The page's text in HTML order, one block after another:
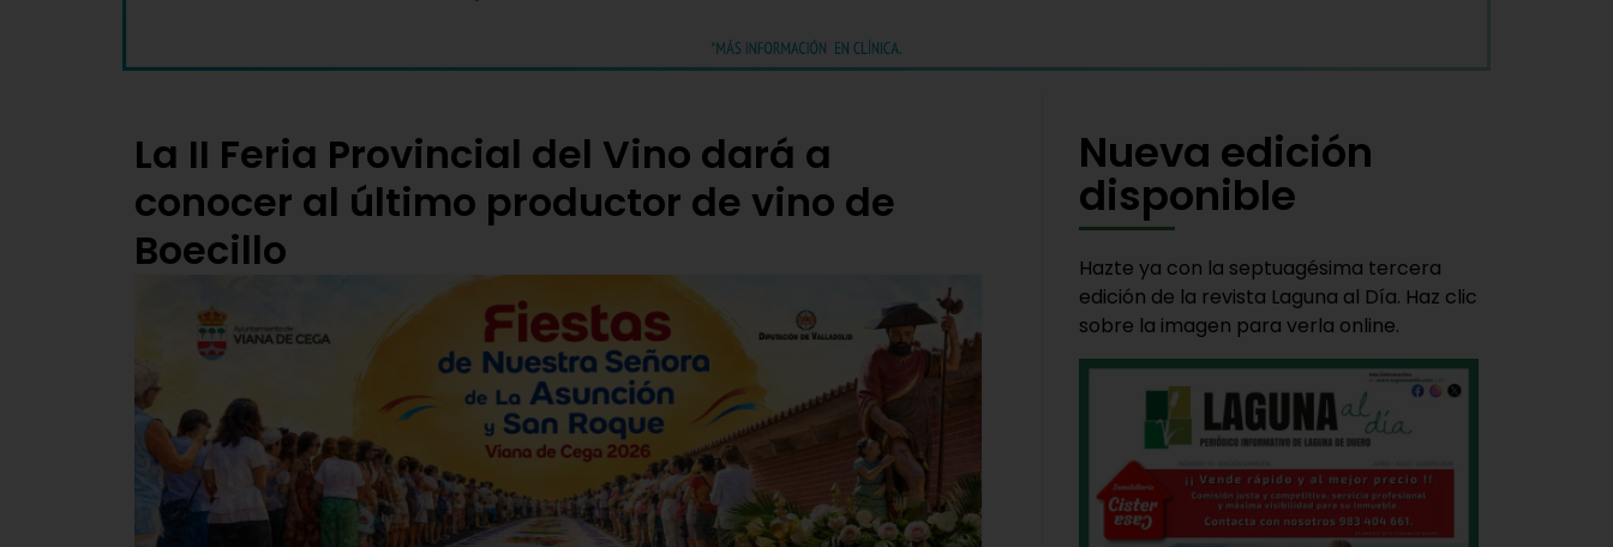
La II Feria Provincial del Vino dará a
conocer al último productor de vino de
Boecillo
Nueva edición
disponible
Hazte ya con la septuagésima tercera
edición de la revista Laguna al Día. Haz clic
sobre la imagen para verla online.